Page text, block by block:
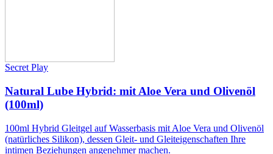
Secret Play
Natural Lube Hybrid: mit Aloe Vera und Olivenöl
(100ml)
100ml Hybrid Gleitgel auf Wasserbasis mit Aloe Vera und Olivenöl
(natürliches Silikon), dessen Gleit- und Gleiteigenschaften Ihre
intimen Beziehungen angenehmer machen.